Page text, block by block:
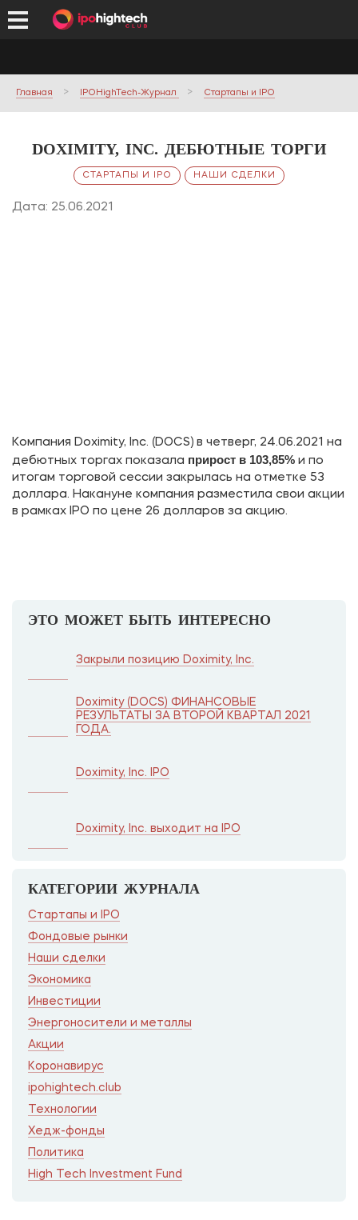
Главная IPOHighTech-Журнал Стартапы и IPO
DOXIMITY, INC. ДЕБЮТНЫЕ ТОРГИ
СТАРТАПЫ И IPO НАШИ СДЕЛКИ
Дата: 25.06.2021
Компания Doximity, Inc. (DOCS) в четверг, 24.06.2021 на
дебютных торгах показала прирост в 103,85% и по
итогам торговой сессии закрылась на отметке 53
доллара. Накануне компания разместила свои акции
в рамках IPO по цене 26 долларов за акцию.
ЭТО МОЖЕТ БЫТЬ ИНТЕРЕСНО
Закрыли позицию Doximity, Inc.
Doximity (DOCS) ФИНАНСОВЫЕ
РЕЗУЛЬТАТЫ ЗА ВТОРОЙ КВАРТАЛ 2021
ГОДА.
Doximity, Inc. IPO
Doximity, Inc. выходит на IPO
КАТЕГОРИИ ЖУРНАЛА
Стартапы и IPO
Фондовые рынки
Наши сделки
Экономика
Инвестиции
Энергоносители и металлы
Акции
Коронавирус
ipohightech.club
Технологии
Хедж-фонды
Политика
High Tech Investment Fund